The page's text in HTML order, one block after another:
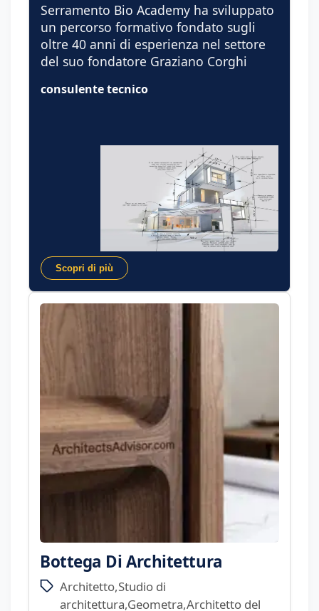
Serramento Bio Academy ha sviluppato
un percorso formativo fondato sugli
oltre 40 anni di esperienza nel settore
del suo fondatore Graziano Corghi
consulente tecnico
Scopri di più
Bottega Di Architettura
Architetto,Studio di
architettura,Geometra,Architetto del